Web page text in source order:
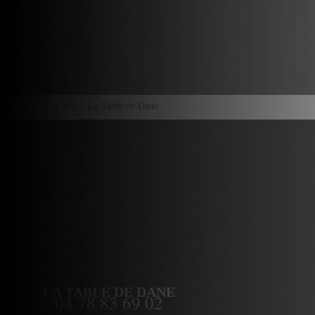
> La Table de Dane
LA TABLE DE DANE
04 78 83 69 02